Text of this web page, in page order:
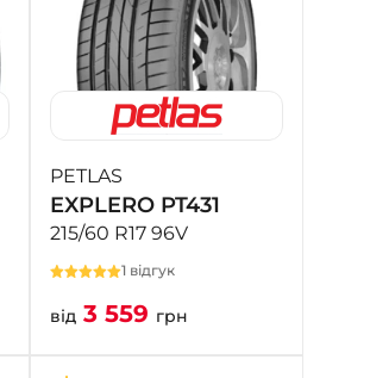
PETLAS
EXPLERO PT431
215/60 R17 96V
1 відгук
від3 559 грн